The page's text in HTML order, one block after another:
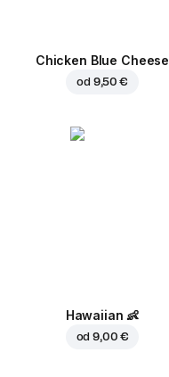
Chicken Blue Cheese
od 9,50 €
Hawaiian 👶
od9,00 €